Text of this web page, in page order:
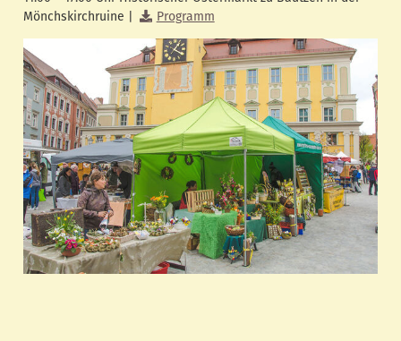
Mönchskirchruine |
Programm